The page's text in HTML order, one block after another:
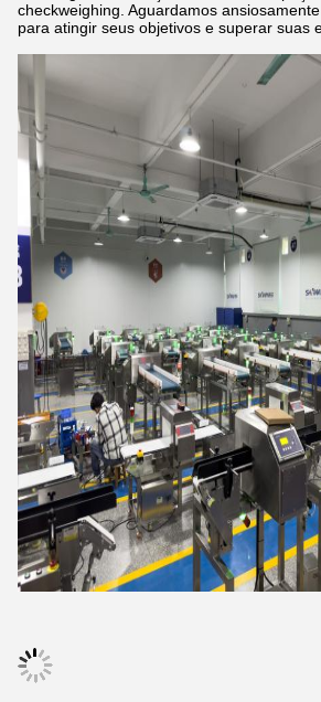
checkweighing. Aguardamos
para atingir seus objetivos e superar suas